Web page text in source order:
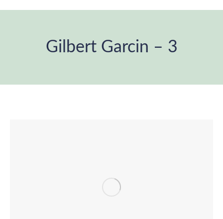
Gilbert Garcin – 3